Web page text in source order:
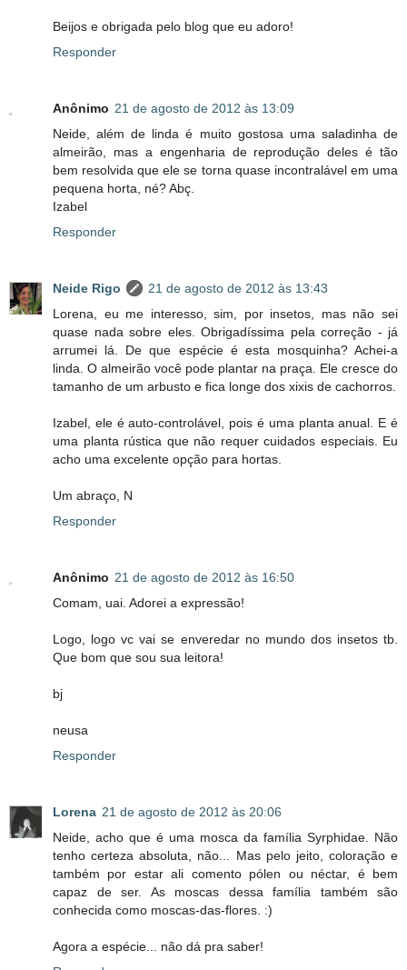
Beijos e obrigada pelo blog que eu adoro!
Responder
Anônimo 21 de agosto de 2012 às 13:09
Neide, além de linda é muito gostosa uma saladinha de
almeirão, mas a engenharia de reprodução deles é tão
bem resolvida que ele se torna quase incontralável em uma
pequena horta, né? Abç.
Izabel
Responder
Neide Rigo
21 de agosto de 2012 às 13:43
Lorena, eu me interesso, sim, por insetos, mas não sei
quase nada sobre eles. Obrigadíssima pela correção - já
arrumei lá. De que espécie é esta mosquinha? Achei-a
linda. O almeirão você pode plantar na praça. Ele cresce do
tamanho de um arbusto e fica longe dos xixis de cachorros.
Izabel, ele é auto-controlável, pois é uma planta anual. E é
uma planta rústica que não requer cuidados especiais. Eu
acho uma excelente opção para hortas.
Um abraço, N
Responder
Anônimo 21 de agosto de 2012 às 16:50
Comam, uai. Adorei a expressão!
Logo, logo vc vai se enveredar no mundo dos insetos tb.
Que bom que sou sua leitora!
bj
neusa
Responder
Lorena 21 de agosto de 2012 às 20:06
Neide, acho que é uma mosca da família Syrphidae. Não
tenho certeza absoluta, não... Mas pelo jeito, coloração e
também por estar ali comento pólen ou néctar, é bem
capaz de ser. As moscas dessa família também são
conhecida como moscas-das-flores. :)
Agora a espécie... não dá pra saber!